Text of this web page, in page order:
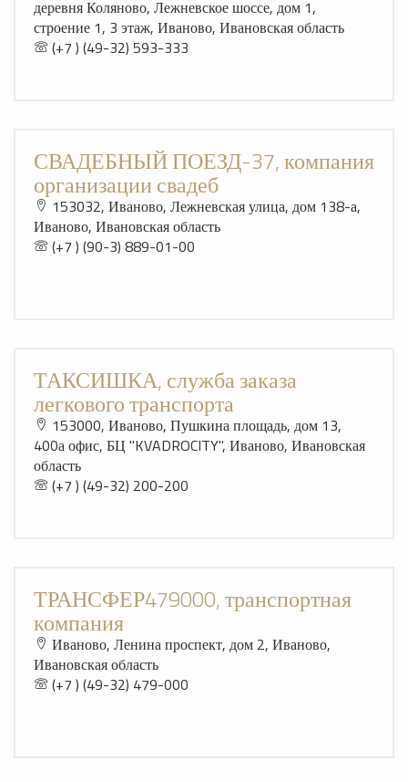
деревня Коляново, Лежневское шоссе, дом 1,
строение 1, 3 этаж, Иваново, Ивановская область
(+7 ) (49-32) 593-333
СВАДЕБНЫЙ ПОЕЗД-37, компания
организации свадеб
153032, Иваново, Лежневская улица, дом 138-а,
Иваново, Ивановская область
(+7 ) (90-3) 889-01-00
ТАКСИШКА, служба заказа
легкового транспорта
153000, Иваново, Пушкина площадь, дом 13,
400а офис, БЦ "KVADROCITY", Иваново, Ивановская
область
(+7 ) (49-32) 200-200
ТРАНСФЕР479000, транспортная
компания
Иваново, Ленина проспект, дом 2, Иваново,
Ивановская область
(+7 ) (49-32) 479-000